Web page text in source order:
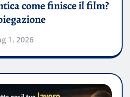
come finisce il film?
1, 2026